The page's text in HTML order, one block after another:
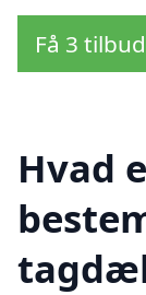
Få 3
Hvad